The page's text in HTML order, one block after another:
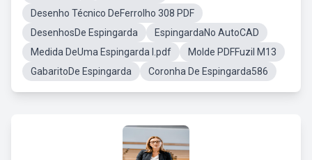
Desenho Técnico DeFerrolho 308 PDF
DesenhosDe Espingarda
EspingardaNo AutoCAD
Medida DeUma Espingarda I.pdf
Molde PDFFuzil M13
GabaritoDe Espingarda
Coronha De Espingarda586